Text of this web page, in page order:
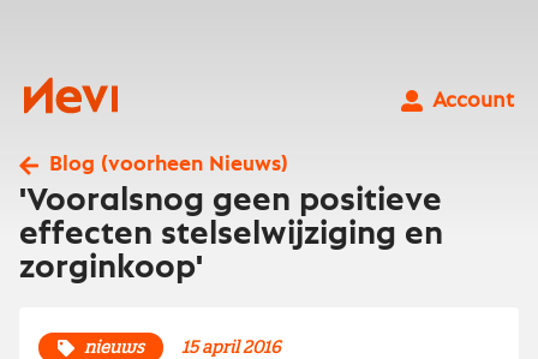
Nevi
Account
Blog (voorheen Nieuws)
'Vooralsnog geen positieve
effecten stelselwijziging en
zorginkoop'
nieuws 15 april 2016